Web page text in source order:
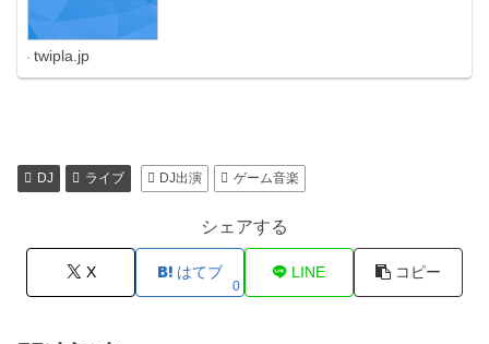
twipla.jp
DJ ライブ DJ出演 ゲーム音楽
シェアする
X はてブ
0
LINE コピー